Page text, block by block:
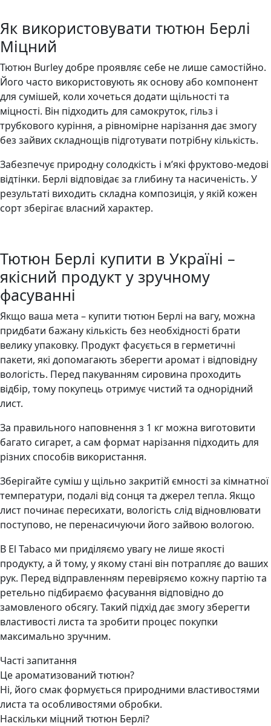
Як використовувати тютюн Берлі
Міцний
Тютюн Burley добре проявляє себе не лише самостійно.
Його часто використовують як основу або компонент
для сумішей, коли хочеться додати щільності та
міцності. Він підходить для самокруток, гільз і
трубкового куріння, а рівномірне нарізання дає змогу
без зайвих складнощів підготувати потрібну кількість.
Забезпечує природну солодкість і м’які фруктово-медові
відтінки. Берлі відповідає за глибину та насиченість. У
результаті виходить складна композиція, у якій кожен
сорт зберігає власний характер.
Тютюн Берлі купити в Україні –
якісний продукт у зручному
фасуванні
Якщо ваша мета – купити тютюн Берлі на вагу, можна
придбати бажану кількість без необхідності брати
велику упаковку. Продукт фасується в герметичні
пакети, які допомагають зберегти аромат і відповідну
вологість. Перед пакуванням сировина проходить
відбір, тому покупець отримує чистий та однорідний
лист.
За правильного наповнення з 1 кг можна виготовити
багато сигарет, а сам формат нарізання підходить для
різних способів використання.
Зберігайте суміш у щільно закритій ємності за кімнатної
температури, подалі від сонця та джерел тепла. Якщо
лист починає пересихати, вологість слід відновлювати
поступово, не перенасичуючи його зайвою вологою.
В El Tabaco ми приділяємо увагу не лише якості
продукту, а й тому, у якому стані він потрапляє до ваших
рук. Перед відправленням перевіряємо кожну партію та
ретельно підбираємо фасування відповідно до
замовленого обсягу. Такий підхід дає змогу зберегти
властивості листа та зробити процес покупки
максимально зручним.
Часті запитання
Це ароматизований тютюн?
Ні, його смак формується природними властивостями
листа та особливостями обробки.
Наскільки міцний тютюн Берлі?